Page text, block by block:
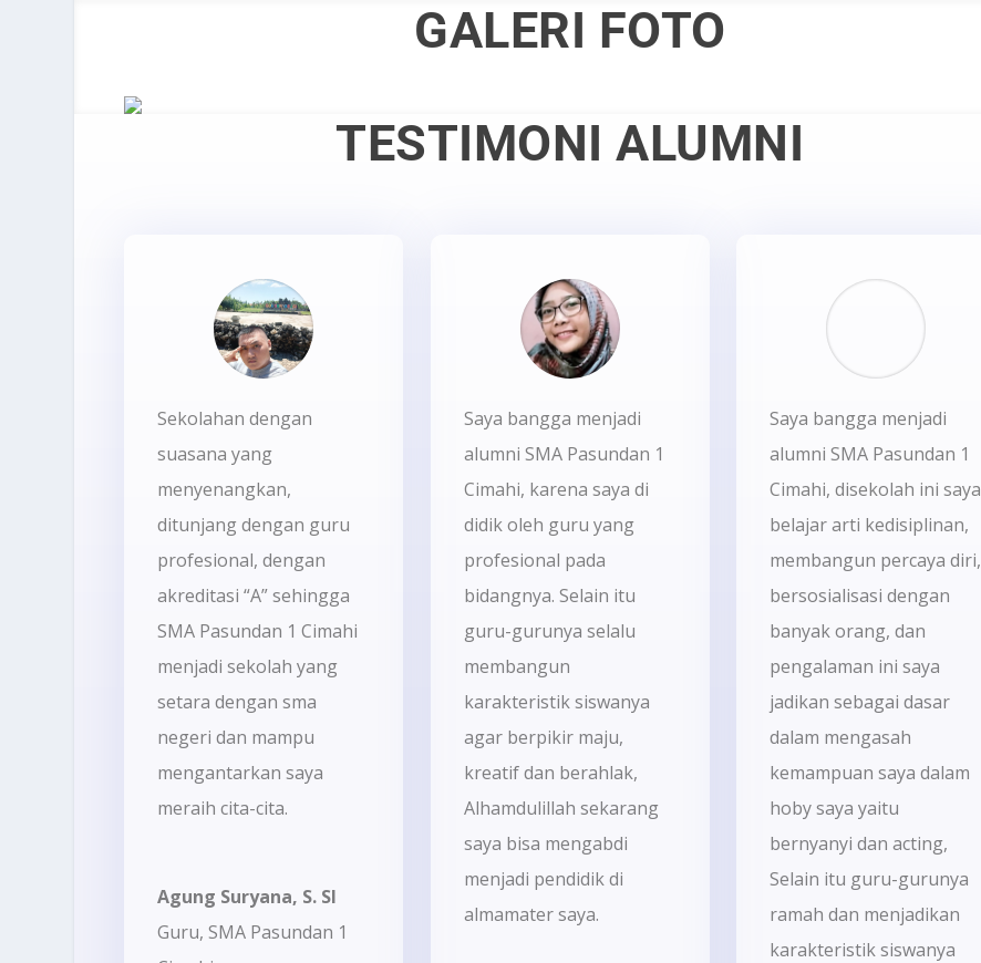
GALERI FOTO
TESTIMONI ALUMNI
Sekolahan dengan
suasana yang
menyenangkan,
ditunjang dengan guru
profesional, dengan
akreditasi “A” sehingga
SMA Pasundan 1 Cimahi
menjadi sekolah yang
setara dengan sma
negeri dan mampu
mengantarkan saya
meraih cita-cita.
Agung Suryana, S. SI
Guru, SMA Pasundan 1
Saya bangga menjadi
alumni SMA Pasundan 1
Cimahi, karena saya di
didik oleh guru yang
profesional pada
bidangnya. Selain itu
guru-gurunya selalu
membangun
karakteristik siswanya
agar berpikir maju,
kreatif dan berahlak,
Alhamdulillah sekarang
saya bisa mengabdi
menjadi pendidik di
almamater saya.
Saya bangga menjadi
alumni SMA Pasundan 1
Cimahi, disekolah ini saya
belajar arti kedisiplinan,
membangun percaya diri,
bersosialisasi dengan
banyak orang, dan
pengalaman ini saya
jadikan sebagai dasar
dalam mengasah
kemampuan saya dalam
hoby saya yaitu
bernyanyi dan acting,
Selain itu guru-gurunya
ramah dan menjadikan
karakteristik siswanya